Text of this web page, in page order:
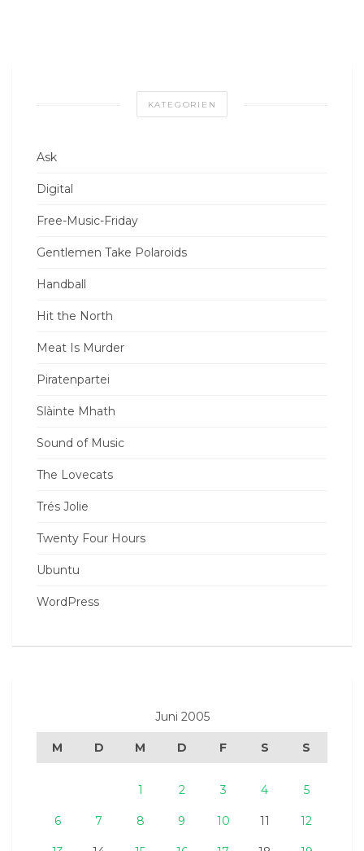
KATEGORIEN
Ask
Digital
Free-Music-Friday
Gentlemen Take Polaroids
Handball
Hit the North
Meat Is Murder
Piratenpartei
Slàinte Mhath
Sound of Music
The Lovecats
Trés Jolie
Twenty Four Hours
Ubuntu
WordPress
Juni 2005
M D M D F S S
1 2 3 4 5
6 7 8 9 10 11 12